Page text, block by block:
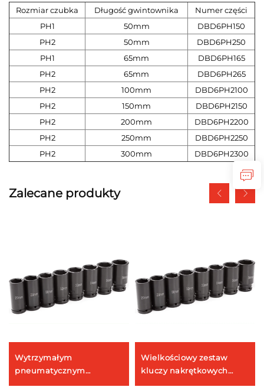
Rozmiar czubka Długość gwintownika
Numer części
PH1
50mm
DBD6PH150
PH2
50mm
DBD6PH250
PH1
65mm
DBD6PH165
PH2
65mm
DBD6PH265
PH2
100mm
DBD6PH2100
PH2
150mm
DBD6PH2150
PH2
200mm
DBD6PH2200
PH2
250mm
DBD6PH2250
PH2
300mm DBD6PH2300
Zalecane produkty
Wytrzymałym
pneumatycznym
zestawem nakładek
Wielkościowy zestaw
kluczy nakrętkowych
Tooljoy 1/4 cala, model